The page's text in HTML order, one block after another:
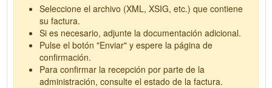
Seleccione el archivo (XML, XSIG, etc.) que contiene
su factura.
Si es necesario, adjunte la documentación adicional.
Pulse el botón "Enviar" y espere la página de
confirmación.
Para confirmar la recepción por parte de la
administración, consulte el estado de la factura.